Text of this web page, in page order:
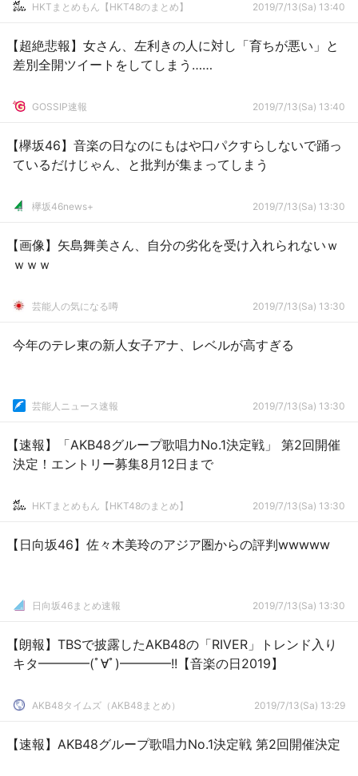
HKTまとめもん【HKT48のまとめ】 2019/7/13(Sa) 13:40
【超絶悲報】女さん、左利きの人に対し「育ちが悪い」と
差別全開ツイートをしてしまう……
GOSSIP速報 2019/7/13(Sa) 13:40
【欅坂46】音楽の日なのにもはや口パクすらしないで踊っ
ているだけじゃん、と批判が集まってしまう
欅坂46news+ 2019/7/13(Sa) 13:30
【画像】矢島舞美さん、自分の劣化を受け入れられないｗ
ｗｗｗ
芸能人の気になる噂 2019/7/13(Sa) 13:30
今年のテレ東の新人女子アナ、レベルが高すぎる
芸能人ニュース速報 2019/7/13(Sa) 13:30
【速報】「AKB48グループ歌唱力No.1決定戦」 第2回開催
決定！エントリー募集8月12日まで
HKTまとめもん【HKT48のまとめ】 2019/7/13(Sa) 13:30
【日向坂46】佐々木美玲のアジア圏からの評判wwwww
日向坂46まとめ速報 2019/7/13(Sa) 13:30
【朗報】TBSで披露したAKB48の「RIVER」トレンド入り
キタ━━━━(ﾟ∀ﾟ)━━━━!!【音楽の日2019】
AKB48タイムズ（AKB48まとめ） 2019/7/13(Sa) 13:29
【速報】AKB48グループ歌唱力No.1決定戦 第2回開催決定